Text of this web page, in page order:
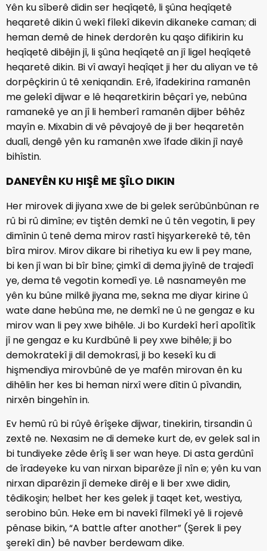
Yên ku sîberê didin ser heqîqetê, li şûna heqîqetê
heqaretê dikin û wekî fîlekî dikevin dikaneke caman; di
heman demê de hinek derdorên ku qaşo difikirin ku
heqîqetê dibêjin jî, li şûna heqîqetê an jî ligel heqîqetê
heqaretê dikin. Bi vî awayî heqîqet ji her du aliyan ve tê
dorpêçkirin û tê xeniqandin. Erê, îfadekirina ramanên
me gelekî dijwar e lê heqaretkirin bêçarî ye, nebûna
ramanekê ye an jî li hemberî ramanên dijber bêhêz
mayîn e. Mixabin di vê pêvajoyê de ji ber heqaretên
dualî, dengê yên ku ramanên xwe îfade dikin jî nayê
bihîstin.
DANEYÊN KU HIŞÊ ME ŞÎLO DIKIN
Her mirovek di jiyana xwe de bi gelek serûbûnbûnan re
rû bi rû dimîne; ev tiştên demkî ne û tên vegotin, li pey
dimînin û tenê dema mirov rastî hişyarkerekê tê, tên
bîra mirov. Mirov dikare bi rihetiya ku ew li pey mane,
bi ken jî wan bi bîr bîne; çimkî di dema jiyînê de trajedî
ye, dema tê vegotin komedî ye. Lê nasnameyên me
yên ku bûne milkê jiyana me, sekna me diyar kirine û
wate dane hebûna me, ne demkî ne û ne gengaz e ku
mirov wan li pey xwe bihêle. Ji bo Kurdekî herî apolîtîk
jî ne gengaz e ku Kurdbûnê li pey xwe bihêle; ji bo
demokratekî ji dil demokrasî, ji bo kesekî ku di
hişmendiya mirovbûnê de ye mafên mirovan ên ku
dihêlin her kes bi heman nirxî were dîtin û pîvandin,
nirxên bingehîn in.
Ev hemû rû bi rûyê êrîşeke dijwar, tinekirin, tirsandin û
zextê ne. Nexasim ne di demeke kurt de, ev gelek sal in
bi tundiyeke zêde êrîş li ser wan heye. Di asta gerdûnî
de îradeyeke ku van nirxan biparêze jî nîn e; yên ku van
nirxan diparêzin jî demeke dirêj e li ber xwe didin,
têdikoşin; helbet her kes gelek ji taqet ket, westiya,
serobino bûn. Heke em bi navekî fîlmekî yê li rojevê
pênase bikin, “A battle after another” (Şerek li pey
şerekî din) bê navber berdewam dike.